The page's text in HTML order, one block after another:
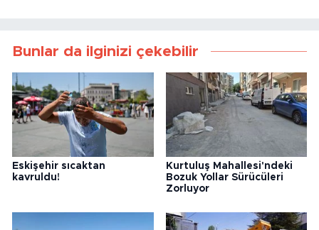
Bunlar da ilginizi çekebilir
Eskişehir sıcaktan
kavruldu!
Kurtuluş Mahallesi'ndeki
Bozuk Yollar Sürücüleri
Zorluyor